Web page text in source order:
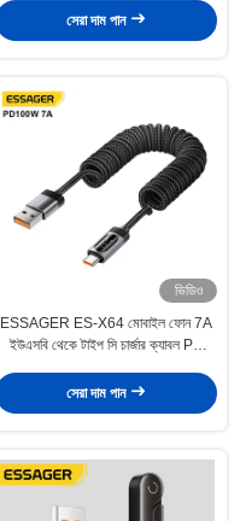
সেরা দাম পান
ভিডিও
ESSAGER ES-X64 মোবাইল ফোন 7A
ইউএসবি থেকে টাইপ সি চার্জার ক্যাবল PD
সেরা দাম পান